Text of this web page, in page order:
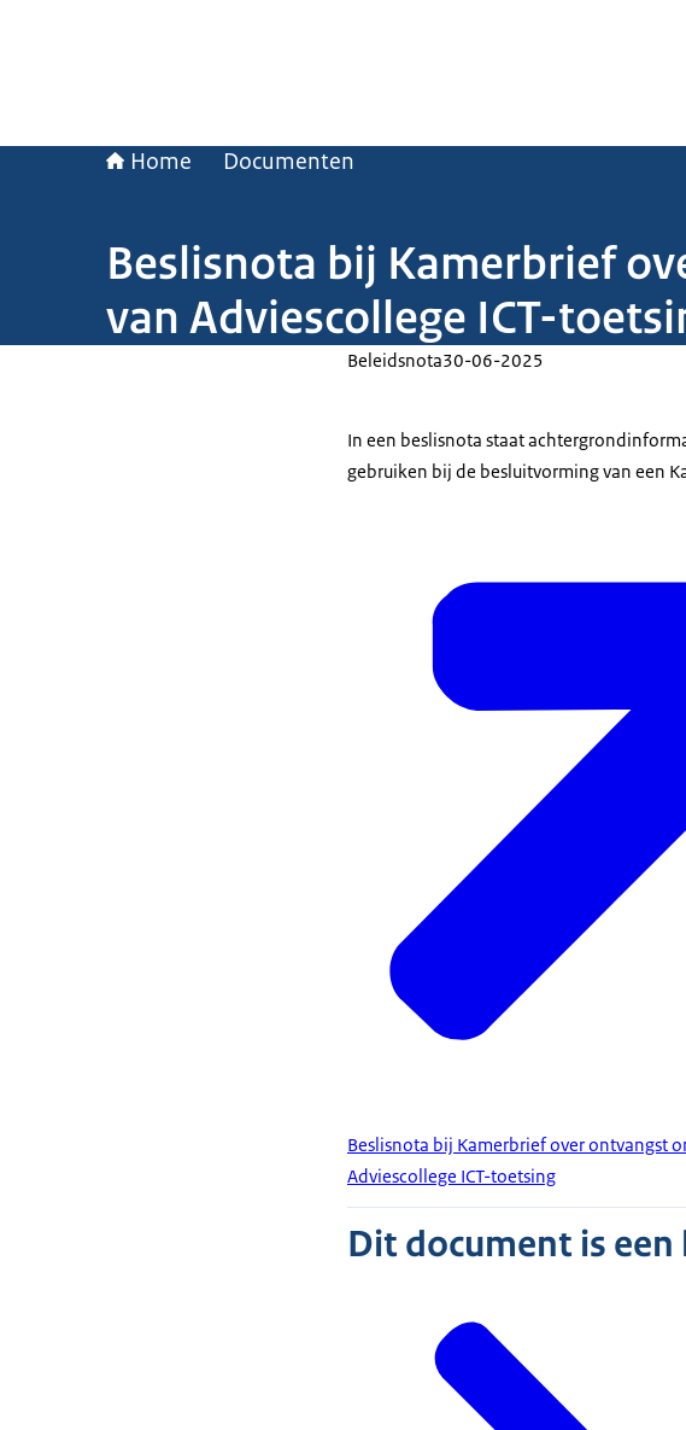
Home Documenten
Beslisnota bij Kamerbrief
van Adviescollege ICT-
Beleidsnota30-06-2025
In een beslisnota staat
gebruiken bij de besluitvorming van een
Beslisnota bij Kamerbrief over ontvangst
Adviescollege ICT-toetsing
Dit document is een